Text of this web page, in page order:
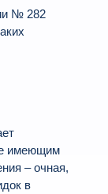
№ 282
имеющим
– очная,
в